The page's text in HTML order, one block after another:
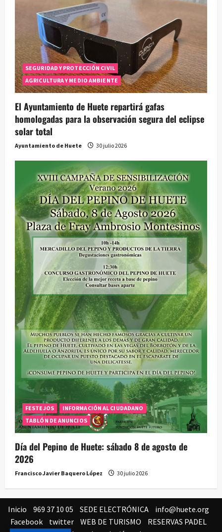
SEGURIDAD Y PROTECCIÓN CIVIL
AGRICULTURA Y MEDIO AMBIENTE
El Ayuntamiento de Huete repartirá gafas
homologadas para la observación segura del eclipse
solar total
Ayuntamiento de Huete 30 julio 2026
FESTEJOS
INFORMACIÓN AL CIUDADANO
TABLÓN DE ANUNCIOS
Día del Pepino de Huete: sábado 8 de agosto de
2026
Francisco Javier Baquero López 30 julio 2026
Inicio 969 37 10 05 SEDE ELECTRÓNICA
info@huete.org
Facebook
twitter WEB DE TURISMO
RESERVAS PADEL